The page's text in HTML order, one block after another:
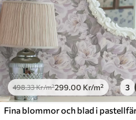
498.33Kr/m²299.00 Kr/m² 3